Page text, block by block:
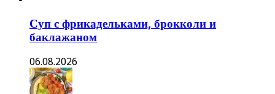
Суп с фрикадельками, брокколи и
баклажаном
06.08.2026